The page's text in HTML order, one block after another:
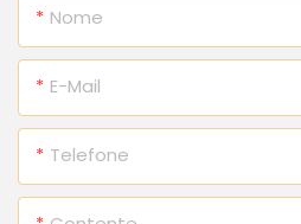
Nome
E-Mail
Telefone